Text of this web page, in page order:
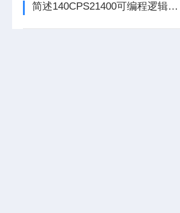
简述140CPS21400可编程逻辑控制器主要组成部分的功能特点